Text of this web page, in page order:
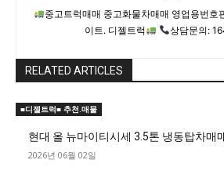
중고트럭매매 중고화물차매매 영업용번호
이트. 디젤트럭
상담문의:
RELATED ARTICLES
■디젤트럭■ 추천.매물
현대 올 뉴마이티시세 3.5톤 냉동탑차매
2026년 06월 02일